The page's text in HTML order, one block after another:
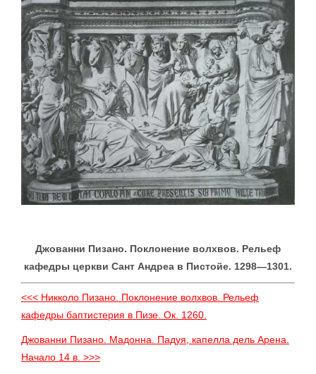
Джованни Пизано. Поклонение волхвов. Рельеф
кафедры церкви Сант Андреа в Пистойе. 1298—1301.
<<< Никколо Пизано. Поклонение волхвов. Рельеф
кафедры баптистерия в Пизе. Ок. 1260.
Джованни Пизано. Мадонна. Падуя, капелла дель Арена.
Начало 14 в. >>>